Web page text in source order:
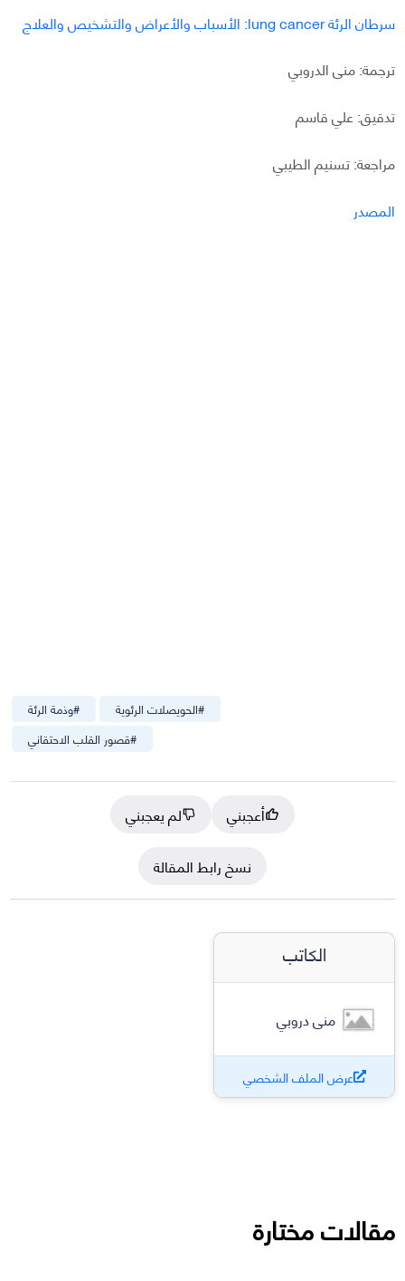
سرطان الرئة lung cancer: الأسباب والأعراض والتشخيص والعلاج
ترجمة: منى الدروبي
تدقيق: علي قاسم
مراجعة: تسنيم الطيبي
المصدر
#وذمة الرئة #الحويصلات الرئوية
#قصور القلب الاحتقاني
أعجبني
لم يعجبني
نسخ رابط المقالة
الكاتب
منى دروبي
عرض الملف الشخصي
مقالات مختارة